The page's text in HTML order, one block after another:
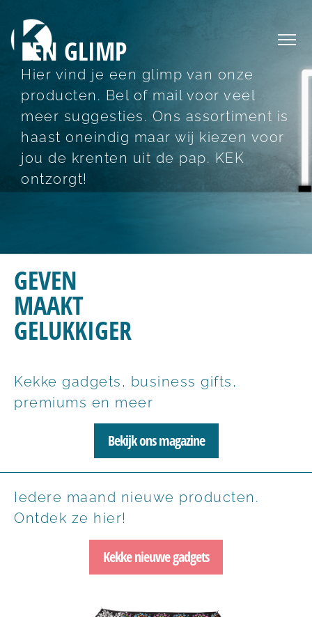
EEN GLIMP
Hier vind je een glimp van onze
producten. Bel of mail voor veel
meer suggesties. Ons assortiment is
haast oneindig maar wij kiezen voor
jou de krenten uit de pap. KEK
ontzorgt!
GEVEN
MAAKT
GELUKKIGER
Kekke gadgets, business gifts,
premiums en meer
Bekijk ons magazine
Iedere maand nieuwe producten.
Ontdek ze hier!
Kekke nieuwe gadgets